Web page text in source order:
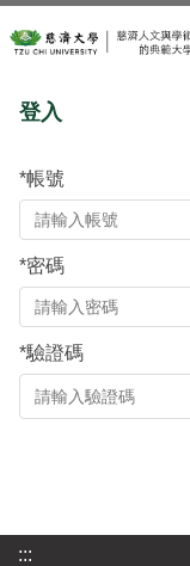
到
要
內
容
區
登入
*帳號
*密碼
*驗證碼
:::